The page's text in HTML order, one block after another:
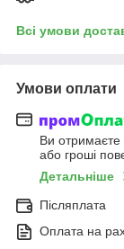
Всі умови
Умови оплати
Ви
або гроші
Детальніше
Післяплата
Оплата на